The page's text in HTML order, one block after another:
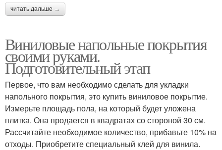
читать дальше →
Виниловые напольные покрытия
своими руками.
Подготовительный этап
Первое, что вам необходимо сделать для укладки
напольного покрытия, это купить виниловое покрытие.
Измерьте площадь пола, на который будет уложена
плитка. Она продается в квадратах со стороной 30 см.
Рассчитайте необходимое количество, прибавьте 10% на
отходы. Приобретите специальный клей для винила.